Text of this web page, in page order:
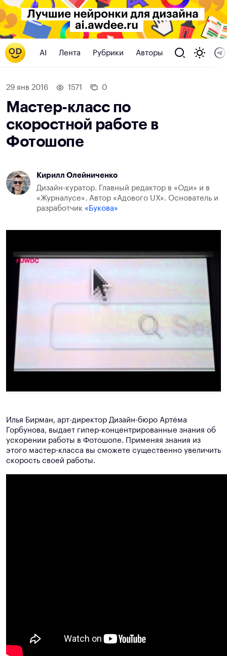
AI Лента Рубрики Авторы
29 янв 2016 1571 0
Мастер-класс по
скоростной работе в
Фотошопе
Кирилл Олейниченко
Дизайн-куратор. Главный редактор в «Оди» и в
«Журналусе». Автор «Адового UX». Основатель и
разработчик «Букова»
Илья Бирман, арт-директор Дизайн-бюро Артёма
Горбунова, выдает гипер-концентрированные знания об
ускорении работы в Фотошопе. Применяя знания из
этого мастер-класса вы сможете существенно увеличить
скорость своей работы.